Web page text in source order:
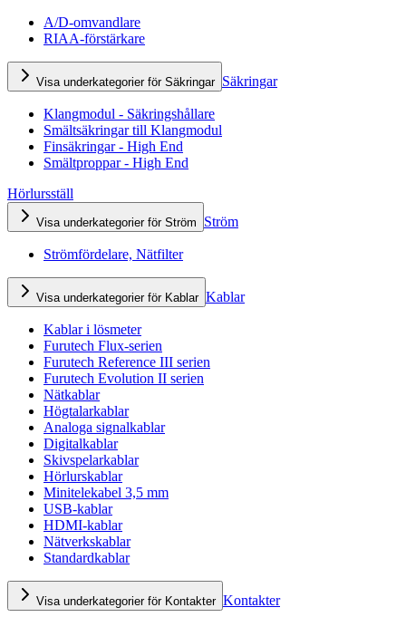
A/D-omvandlare
RIAA-förstärkare
Visa underkategorier för Säkringar Säkringar
Klangmodul - Säkringshållare
Smältsäkringar till Klangmodul
Finsäkringar - High End
Smältproppar - High End
Hörlursställ
Visa underkategorier för Ström Ström
Strömfördelare, Nätfilter
Visa underkategorier för Kablar Kablar
Kablar i lösmeter
Furutech Flux-serien
Furutech Reference III serien
Furutech Evolution II serien
Nätkablar
Högtalarkablar
Analoga signalkablar
Digitalkablar
Skivspelarkablar
Hörlurskablar
Minitelekabel 3,5 mm
USB-kablar
HDMI-kablar
Nätverkskablar
Standardkablar
Visa underkategorier för Kontakter Kontakter